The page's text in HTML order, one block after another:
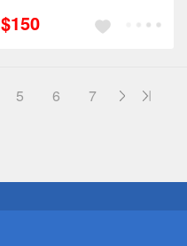
$150
5 6 7